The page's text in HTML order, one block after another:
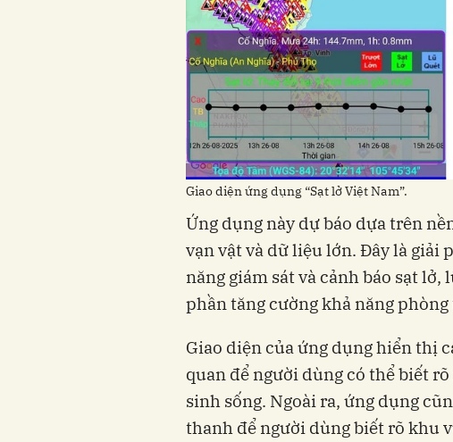
Giao diện ứng dụng “Sạt lở Việt Nam”.
Ứng dụng này dự báo dựa trên
vạn vật và dữ liệu lớn. Đây là giải
năng giám sát và cảnh báo sạt
phần tăng cường khả năng
Giao diện của ứng dụng hiển thị
quan để người dùng có thể biết
sinh sống. Ngoài ra, ứng dụng
thanh để người dùng biết rõ khu